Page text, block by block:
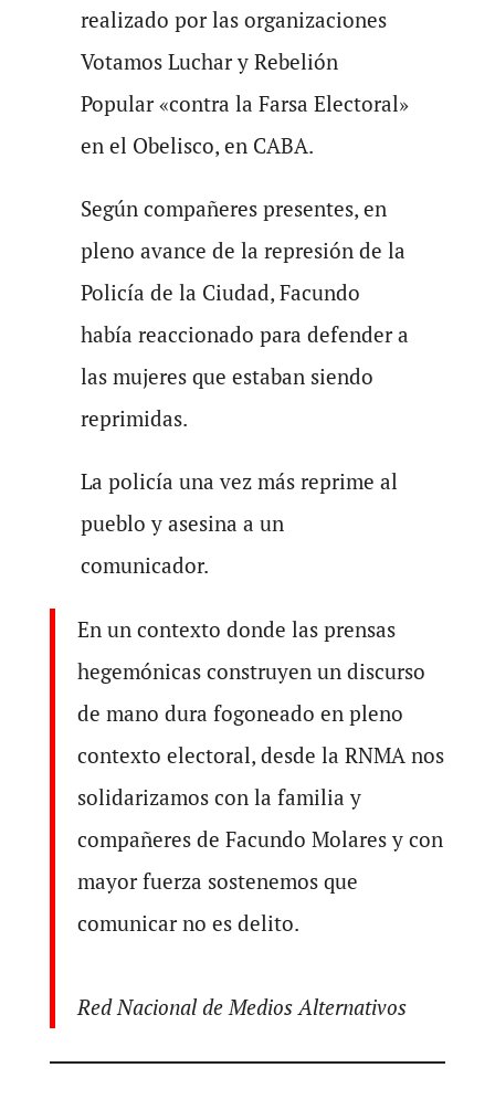
realizado por las organizaciones
Votamos Luchar y Rebelión
Popular «contra la Farsa Electoral»
en el Obelisco, en CABA.
Según compañeres presentes, en
pleno avance de la represión de la
Policía de la Ciudad, Facundo
había reaccionado para defender a
las mujeres que estaban siendo
reprimidas.
La policía una vez más reprime al
pueblo y asesina a un
comunicador.
En un contexto donde las prensas
hegemónicas construyen un discurso
de mano dura fogoneado en pleno
contexto electoral, desde la RNMA nos
solidarizamos con la familia y
compañeres de Facundo Molares y con
mayor fuerza sostenemos que
comunicar no es delito.
Red Nacional de Medios Alternativos